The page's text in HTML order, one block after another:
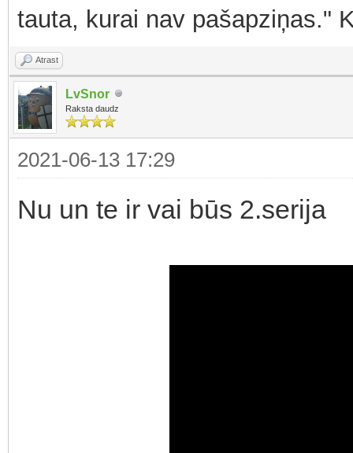
tauta, kurai nav pašapziņas."
Atrast
LvSnor
Raksta daudz
2021-06-13 17:29
Nu un te ir vai būs 2.serija